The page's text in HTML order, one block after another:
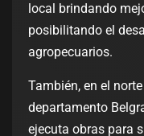
local brindando
posibilitando el
agropecuarios.
También, en el
departamento
ejecuta obras para